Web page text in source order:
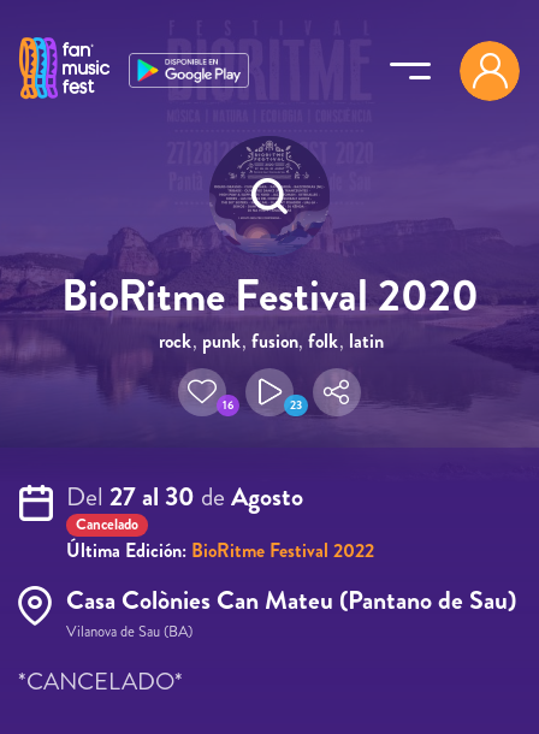
BioRitme Festival 2020
rock, punk, fusion, folk, latin
16 23
Del 27 al 30 deAgosto
Cancelado
Última Edición: BioRitme Festival 2022
Casa Colònies Can Mateu (Pantano de Sau)
Vilanova de Sau (BA)
*CANCELADO*